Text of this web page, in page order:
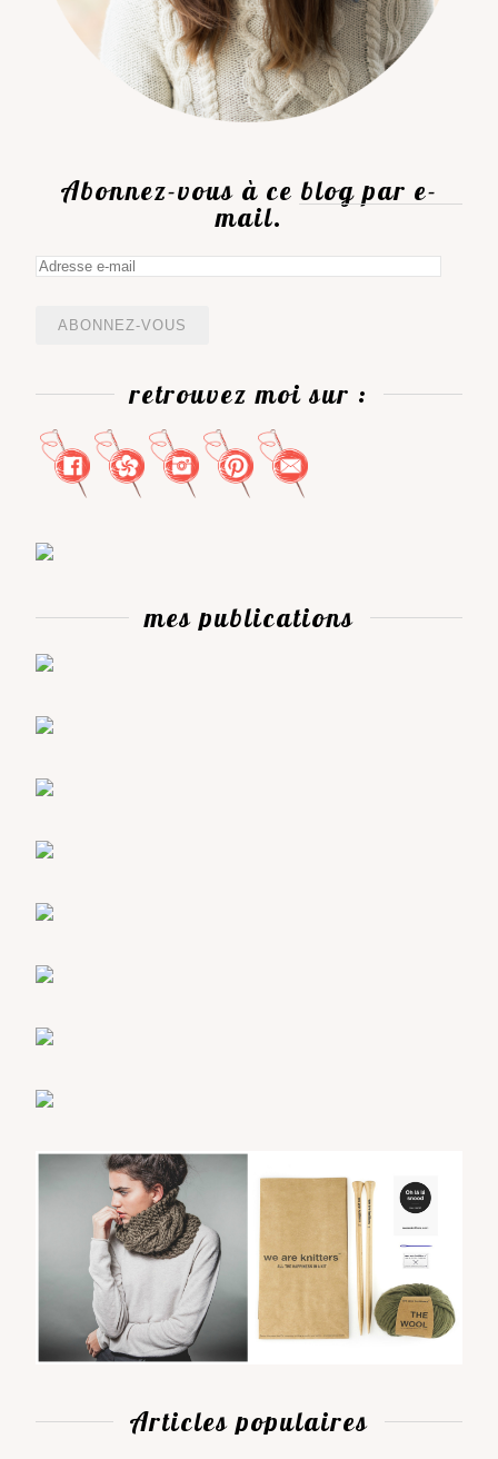
Abonnez-vous à ce blog par e-
mail.
Adresse
mail
retrouvez moi sur :
mes publications
Articles populaires